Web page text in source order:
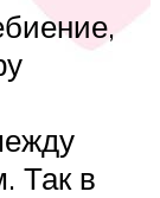
Так в